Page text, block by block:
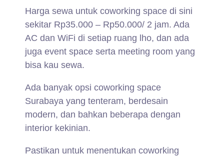
Harga sewa untuk coworking space di sini
sekitar Rp35.000 – Rp50.000/ 2 jam. Ada
AC dan WiFi di setiap ruang lho, dan ada
juga event space serta meeting room yang
bisa kau sewa.
Ada banyak opsi coworking space
Surabaya yang tenteram, berdesain
modern, dan bahkan beberapa dengan
interior kekinian.
Pastikan untuk menentukan coworking